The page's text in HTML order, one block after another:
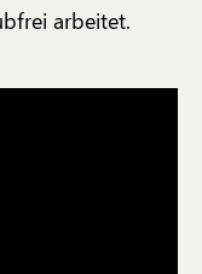
arbeitet.